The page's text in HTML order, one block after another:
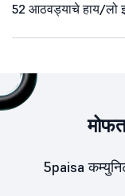
52 आठवड्याचे हाय/लो
5paisa